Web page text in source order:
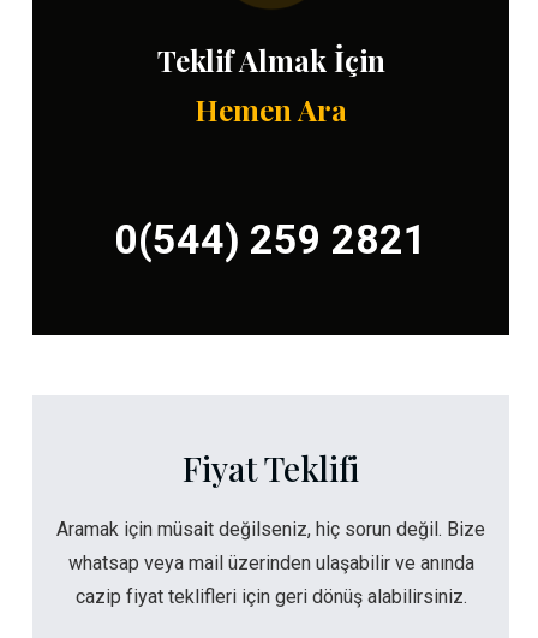
Teklif Almak İçin
Hemen Ara
0(544) 259 2821
Fiyat Teklifi
Aramak için müsait değilseniz, hiç sorun değil. Bize
whatsap veya mail üzerinden ulaşabilir ve anında
cazip fiyat teklifleri için geri dönüş alabilirsiniz.